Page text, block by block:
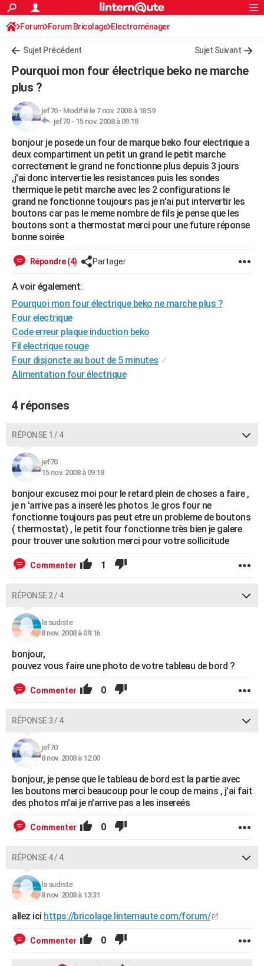
ACTUALITÉS
Politique
Société
Faits Divers
Education
Monde
Villes
+
Programme TV
Streaming
Cinéma
Sorties cinéma
Musique
FINANCE
Retraite
Impôts
Epargne
Immobilier
Risques naturels par ville
Banque
Assurance
Crédit
AUTO
Essais
Réserver un essai
Citadines
Berlines
SUV
Forum auto
HIGH-TECH
Mobiles
Meilleur smartphone
Internet
Ordinateurs
Jeux vidéo
Guide high-tech
+BRICOLAGE
Forum
Aménagement intérieur
Extérieur
Cuisine
Salle de bains
Jardinage
Rangement
WEEK-END
Guides de France
Escapades
Patrimoine
Expositions
Musées
Week-end nature
+LIFESTYLE
Art de vivre
Bien-être
Loisirs
Mode
Modes de vie
SANTE
VOYAGE
GUIDES D'ACHAT
BONS PLANS
CARTE DE VOEUX
Carte de Noël
Carte Bonne année
Carte Saint-Valentin
Carte Pâques
Carte d'anniversaire
DICTIONNAIRE
FORUM
Bricolage
Lifestyle
Culture
Sport
Auto
Television
Voyage
Cinema
S'inscrire
Connexion
Forum Forum Bricolage Electroménager
Sujet Précédent Sujet Suivant
Pourquoi mon four électrique beko ne marche
plus ?
jef70- Modifié le 7 nov. 2008 à 18:59
jef70 - 15 nov. 2008 à 09:18
bonjour je posede un four de marque beko four electrique a
deux compartiment un petit un grand le petit marche
correctement le grand ne fonctionne plus depuis 3 jours
,j'ai donc intervertie les resistances puis les sondes
thermique le petit marche avec les 2 configurations le
grand ne fonctionne toujours pas je n'ai put intervertir les
boutons car pas le meme nombre de fils je pense que les
boutons sont a thermostat merci pour une future réponse
bonne soirée
Répondre (4) Partager
A voir également:
Pourquoi mon four électrique beko ne marche plus ?
Four electrique
Code erreur plaque induction beko
Fil electrique rouge
Four disjoncte au bout de 5 minutes ✓
Alimentation four électrique
4 réponses
RÉPONSE 1 / 4
jef70
15 nov. 2008 à 09:18
bonjour excusez moi pour le retard plein de choses a faire ,
je n 'arrive pas a inseré les photos .le gros four ne
fonctionne toujours pas peut etre un probleme de boutons
( thermostat) , le petit four fonctionne très bien je galere
pour trouver une solution merci pour votre sollicitude
Commenter 1
RÉPONSE 2 / 4
la sudiste
8 nov. 2008 à 09:16
bonjour,
pouvez vous faire une photo de votre tableau de bord ?
Commenter 0
RÉPONSE 3 / 4
jef70
8 nov. 2008 à 12:00
bonjour, je pense que le tableau de bord est la partie avec
les boutons merci beaucoup pour le coup de mains , j'ai fait
des photos m'ai je n'arrive pas a les insereés
Commenter 0
RÉPONSE 4 / 4
la sudiste
8 nov. 2008 à 13:31
allez ici https://bricolage.linternaute.com/forum/
Commenter 0